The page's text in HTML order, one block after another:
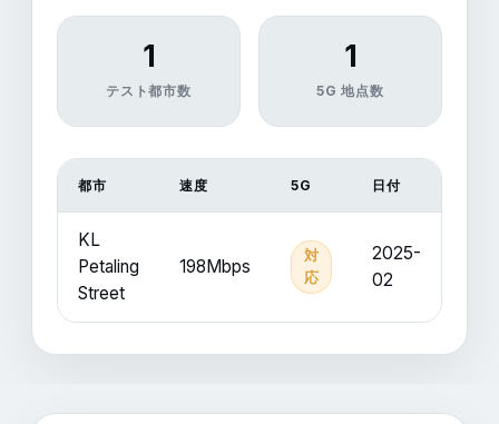
1
テスト都市数
1
5G 地点数
都市 速度 5G 日付
KL
Petaling
Street
198Mbps
対
応
2025-
02